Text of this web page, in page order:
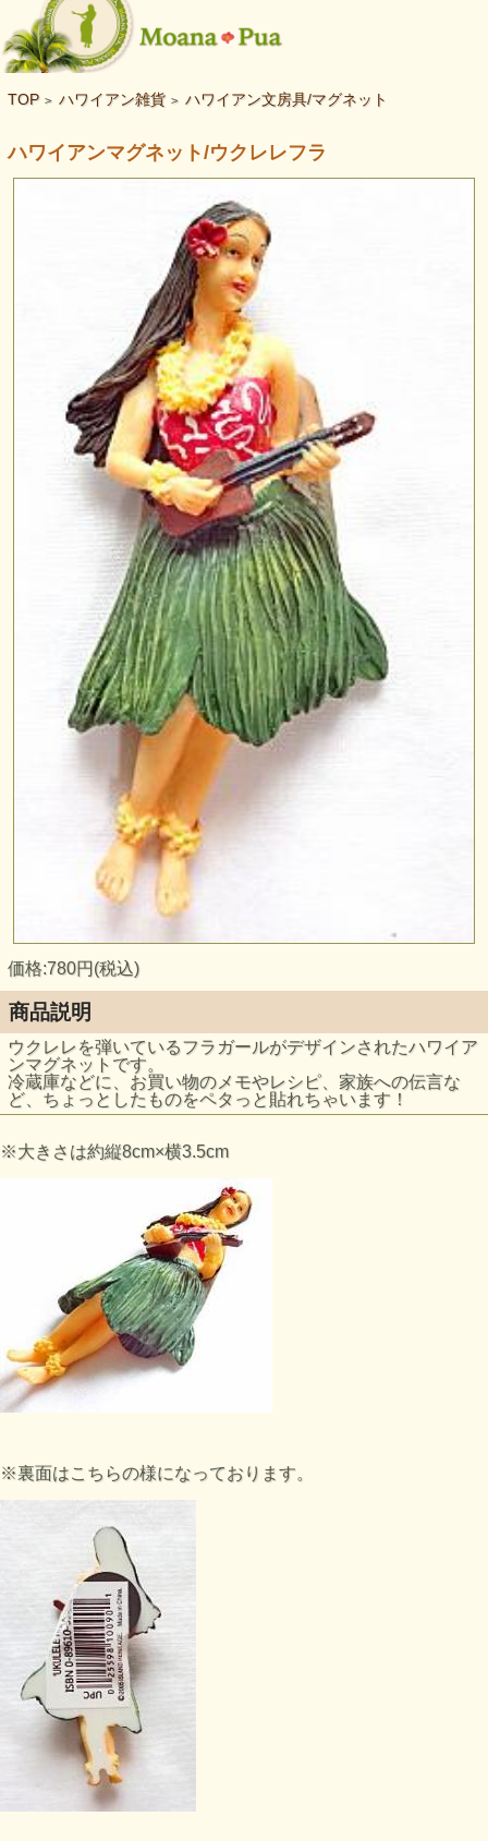
TOP > ハワイアン雑貨 > ハワイアン文房具/マグネット
ハワイアンマグネット/ウクレレフラ
価格:780円(税込)
商品説明
ウクレレを弾いているフラガールがデザインされたハワイア
ンマグネットです。
冷蔵庫などに、お買い物のメモやレシピ、家族への伝言な
ど、ちょっとしたものをペタっと貼れちゃいます！
※大きさは約縦8cm×横3.5cm
※裏面はこちらの様になっております。